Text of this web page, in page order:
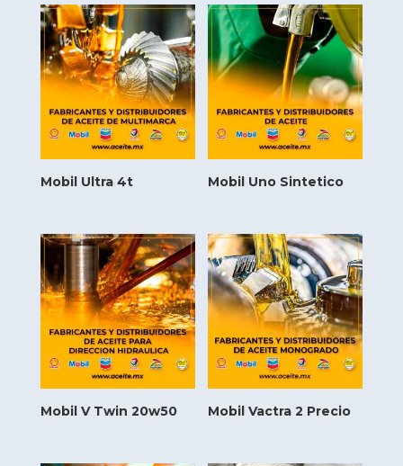
Mobil Ultra 4t Mobil Uno Sintetico
Mobil V Twin 20w50 Mobil Vactra 2 Precio